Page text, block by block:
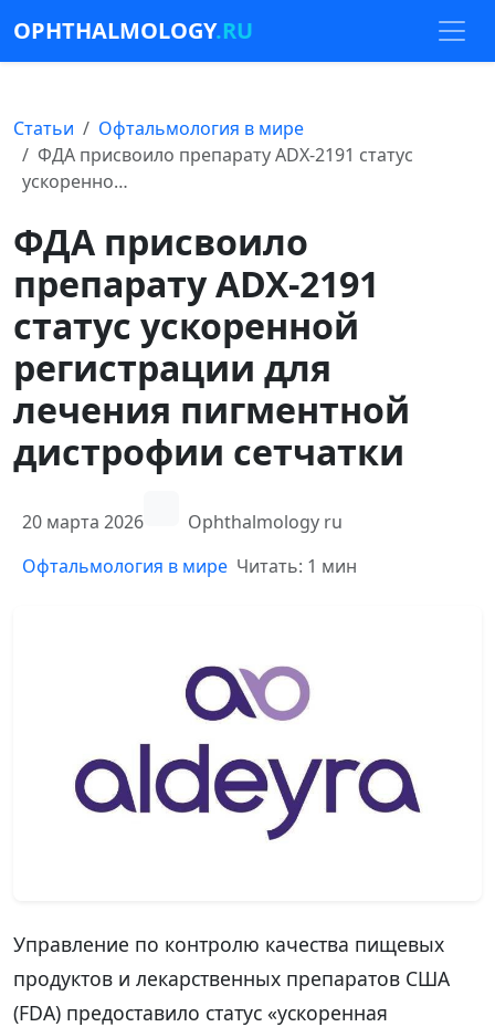
OPHTHALMOLOGY.RU
Статьи
Офтальмология в мире
ФДА присвоило препарату ADX-2191 статус
ускоренно…
ФДА присвоило
препарату ADX-2191
статус ускоренной
регистрации для
лечения пигментной
дистрофии сетчатки
20 марта 2026
Ophthalmology ru
Офтальмология в мире Читать: 1 мин
Управление по контролю качества пищевых
продуктов и лекарственных препаратов США
(FDA) предоставило статус «ускоренная